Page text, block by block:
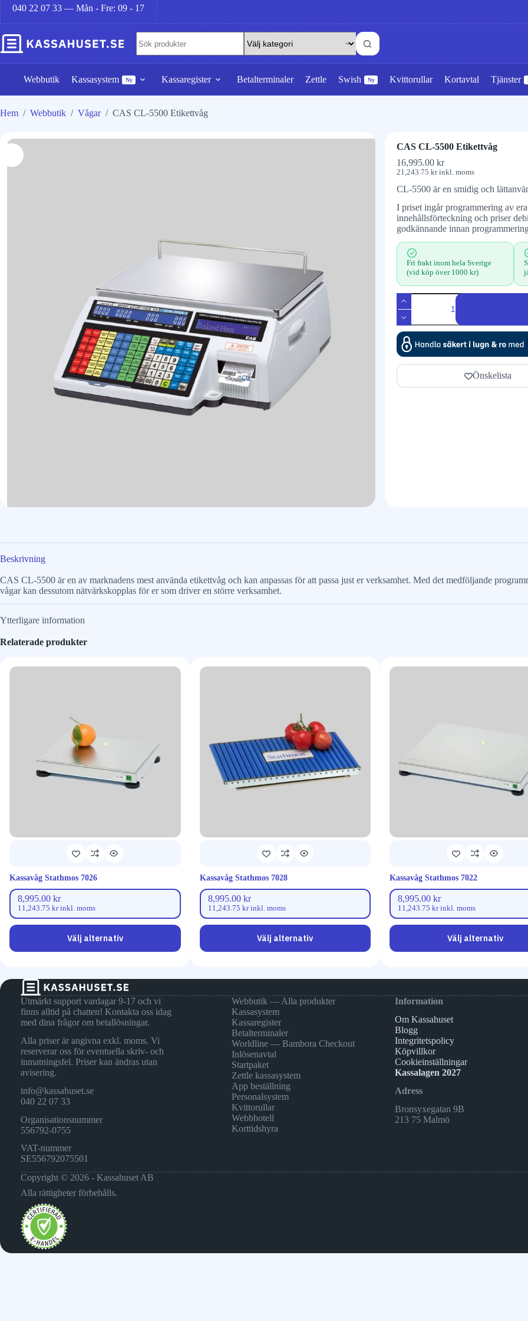
040 22 07 33 — Mån - Fre: 09 - 17
Webbutik Kassasystem Ny Kassaregister Betalterminaler Zettle Swish Ny Kvittorullar Kortavtal Tjänster
Hem / Webbutik / Vågar / CAS CL-5500 Etikettvåg
CAS CL-5500 Etikettvåg
16,995.00 kr
21,243.75 krinkl. moms
CL-5500 är en smidig och
I priset ingår programmering av
innehållsförteckning och priser
godkännande innan
Fri frakt inom hela Sverige
(vid köp över 1000 kr)
Önskelista
Beskrivning
CAS CL-5500 är en av marknadens mest använda etikettvåg och kan anpassas för att passa just er verksamhet. Med det medföljande
vågar kan dessutom nätvärkskopplas för er som driver en större verksamhet.
Ytterligare information
Relaterade produkter
Kassavåg Stathmos 7026
8,995.00 kr
11,243.75 krinkl. moms
Välj alternativ
Kassavåg Stathmos 7028
8,995.00 kr
11,243.75 krinkl. moms
Välj alternativ
Kassavåg Stathmos 7022
8,995.00 kr
11,243.75 krinkl. moms
Välj alternativ
Utmärkt support vardagar 9-17 och vi
finns alltid på chatten! Kontakta oss idag
med dina frågor om betallösningar.
Alla priser är angivna exkl. moms. Vi
reserverar oss för eventuella skriv- och
inmatningsfel. Priser kan ändras utan
avisering.
info@kassahuset.se
040 22 07 33
Organisationsnummer
556792-0755
VAT-nummer
SE556792075501
Webbutik — Alla produkter
Kassasystem
Kassaregister
Betalterminaler
Worldline — Bambora Checkout
Inlösenavtal
Startpaket
Zettle kassasystem
App beställning
Personalsystem
Kvittorullar
Webbhotell
Korttidshyra
Information
Om Kassahuset
Blogg
Integritetspolicy
Köpvillkor
Cookieinställningar
Kassalagen 2027
Adress
Bronsyxegatan 9B
213 75 Malmö
Copyright © 2026 - Kassahuset AB
Alla rättigheter förbehålls.